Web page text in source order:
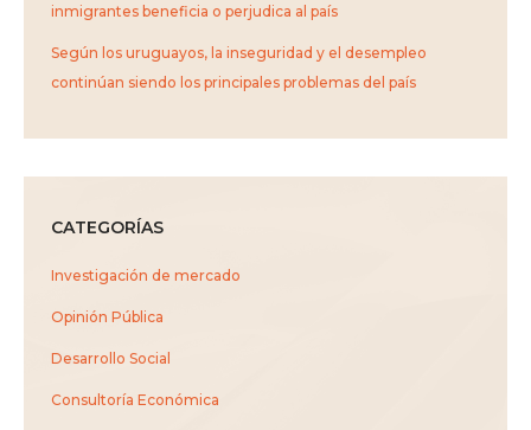
inmigrantes beneficia o perjudica al país
Según los uruguayos, la inseguridad y el desempleo
continúan siendo los principales problemas del país
CATEGORÍAS
Investigación de mercado
Opinión Pública
Desarrollo Social
Consultoría Económica